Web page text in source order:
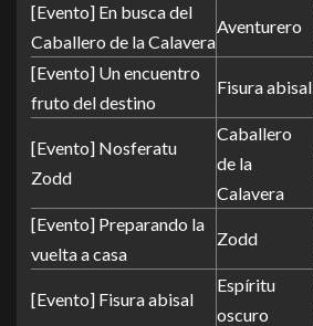
[Evento] En busca del
Caballero de la Calavera
Aventurero
[Evento] Un encuentro
fruto del destino
Fisura abisal
[Evento] Nosferatu
Zodd
Caballero
de la
Calavera
[Evento] Preparando la
vuelta a casa
Zodd
[Evento] Fisura abisal
Espíritu
oscuro